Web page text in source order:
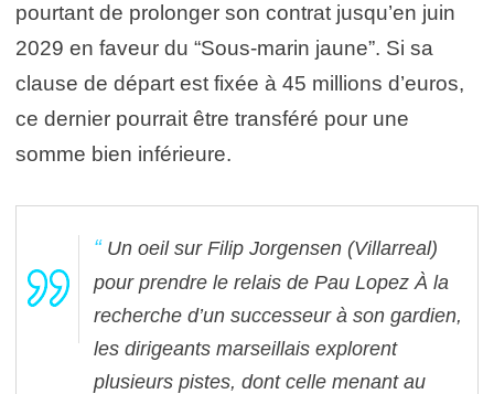
pourtant de prolonger son contrat jusqu’en juin
2029 en faveur du “Sous-marin jaune”. Si sa
clause de départ est fixée à 45 millions d’euros,
ce dernier pourrait être transféré pour une
somme bien inférieure.
Un oeil sur Filip Jorgensen (Villarreal)
pour prendre le relais de Pau Lopez À la
recherche d’un successeur à son gardien,
les dirigeants marseillais explorent
plusieurs pistes, dont celle menant au